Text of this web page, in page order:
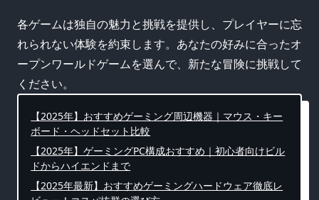
各ゲームは独自の魅力と挑戦を提供し、プレイヤーに忘
れられない体験を約束します。あなたの好みに合ったオ
ープンワールドゲームを選んで、新たな冒険に挑戦して
ください。
【2025年】おすすめゲーミング周辺機器｜マウス・キー
ボード・ヘッドセット比較
【2025年】ゲーミングPC構成おすすめ｜初心者向けビル
ドからハイエンドまで
【2025年最新】おすすめゲーミングハードウェア徹底レ